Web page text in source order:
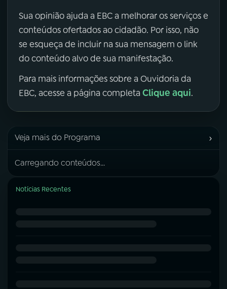
Sua opinião ajuda a EBC a melhorar os serviços e
conteúdos ofertados ao cidadão. Por isso, não
se esqueça de incluir na sua mensagem o link
do conteúdo alvo de sua manifestação.
Para mais informações sobre a Ouvidoria da
EBC, acesse a página completa Clique aqui.
Veja mais do Programa ›
Carregando conteúdos...
Notícias Recentes